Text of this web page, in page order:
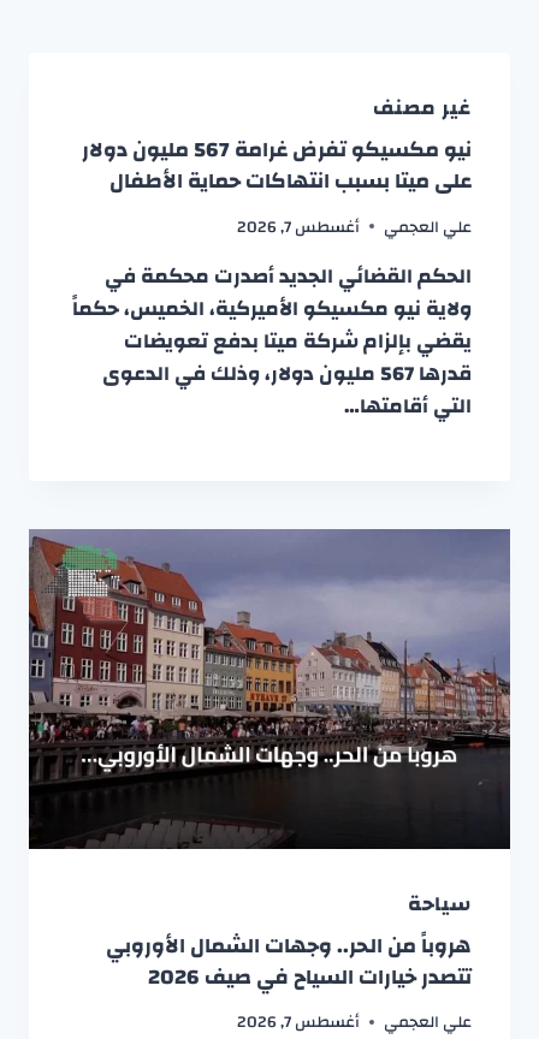
غير مصنف
نيو مكسيكو تفرض غرامة 567 مليون دولار
على ميتا بسبب انتهاكات حماية الأطفال
علي العجمي أغسطس 7, 2026
الحكم القضائي الجديد أصدرت محكمة في
ولاية نيو مكسيكو الأميركية، الخميس، حكماً
يقضي بإلزام شركة ميتا بدفع تعويضات
قدرها 567 مليون دولار، وذلك في الدعوى
التي أقامتها…
سياحة
هروباً من الحر.. وجهات الشمال الأوروبي
تتصدر خيارات السياح في صيف 2026
علي العجمي أغسطس 7, 2026